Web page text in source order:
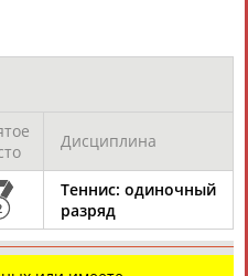
Камиль
АБДУЛАЗИЗОВАБДУЛБЕКОВ
Дисциплина
Теннис: одиночный
разряд